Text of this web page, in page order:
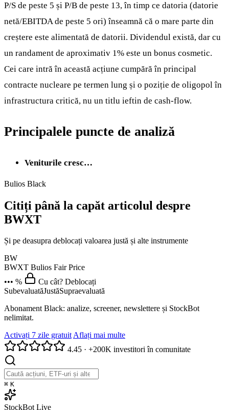
P/S de peste 5 și P/B de peste 13, în timp ce datoria (datorie
netă/EBITDA de peste 5 ori) înseamnă că o mare parte din
creștere este alimentată de datorii. Dividendul există, dar cu
un randament de aproximativ 1% este un bonus cosmetic.
Cei care intră în această acțiune cumpără în principal
contracte nucleare pe termen lung și o poziție de oligopol în
infrastructura critică, nu un titlu ieftin de cash-flow.
Principalele puncte de analiză
Veniturile cresc…
Bulios Black
Citiți până la capăt articolul despre
BWXT
Și pe deasupra deblocați valoarea justă și alte instrumente
BW
BWXT Bulios Fair Price
••• %
Cu cât? Deblocați
SubevaluatăJustăSupraevaluată
Abonament Black: analize, screener, newslettere și StockBot
nelimitat.
Activați 7 zile gratuitAflați mai multe
4.45 · +200K investitori în comunitate
⌘ K
StockBot Live